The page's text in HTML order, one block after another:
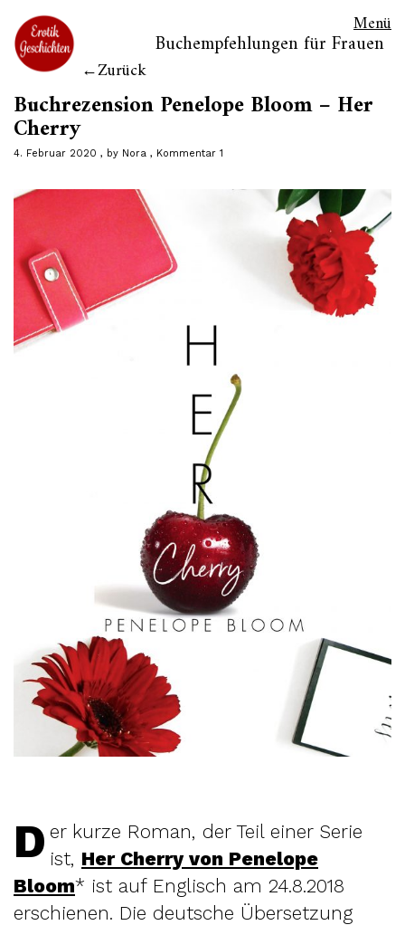
Zurück
Buchempfehlungen für Frauen
Menü
Buchrezension Penelope Bloom – Her
Cherry
4. Februar 2020 by Nora Kommentar 1
D er kurze Roman, der Teil einer Serie
ist, Her Cherry von Penelope
Bloom* ist auf Englisch am 24.8.2018
erschienen. Die deutsche Übersetzung